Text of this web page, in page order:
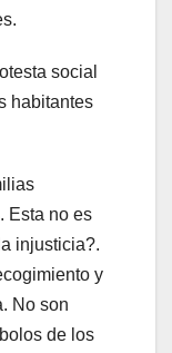
social
habitantes
Esta no es
injusticia?.
y
No son
de los